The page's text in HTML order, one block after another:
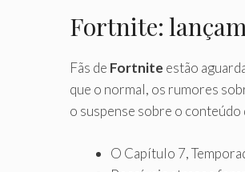
Fortnite:
Fãs de Fortnite estão
que o normal, os rumores
o suspense sobre o conteúdo
O Capítulo 7,